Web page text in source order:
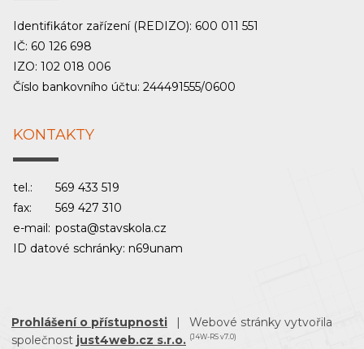
Identifikátor zařízení (REDIZO): 600 011 551
IČ: 60 126 698
IZO: 102 018 006
Číslo bankovního účtu: 244491555/0600
KONTAKTY
tel.:
569 433 519
fax:
569 427 310
e-mail: posta@stavskola.cz
ID datové schránky: n69unam
Prohlášení o přístupnosti
Webové stránky vytvořila
společnost just4web.cz s.r.o. (J4W-RS v7.0)